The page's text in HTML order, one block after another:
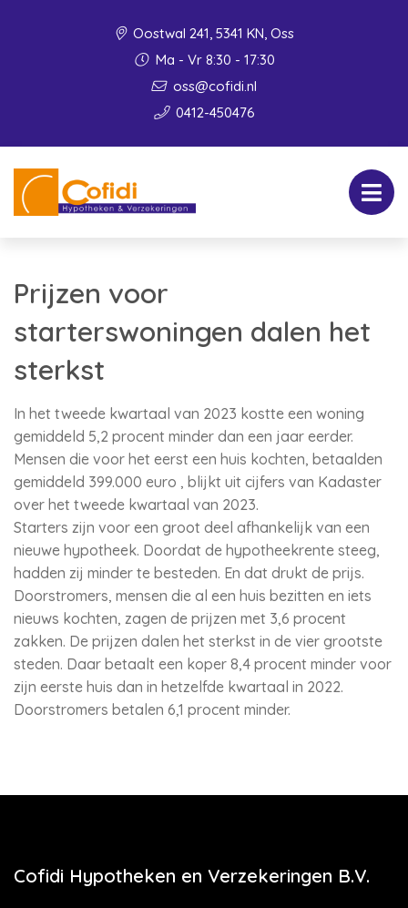
Oostwal 241, 5341 KN, Oss
Ma - Vr 8:30 - 17:30
oss@cofidi.nl
0412-450476
Prijzen voor
starterswoningen dalen het
sterkst
In het tweede kwartaal van 2023 kostte een woning
gemiddeld 5,2 procent minder dan een jaar eerder.
Mensen die voor het eerst een huis kochten, betaalden
gemiddeld 399.000 euro , blijkt uit cijfers van Kadaster
over het tweede kwartaal van 2023.
Starters zijn voor een groot deel afhankelijk van een
nieuwe hypotheek. Doordat de hypotheekrente steeg,
hadden zij minder te besteden. En dat drukt de prijs.
Doorstromers, mensen die al een huis bezitten en iets
nieuws kochten, zagen de prijzen met 3,6 procent
zakken. De prijzen dalen het sterkst in de vier grootste
steden. Daar betaalt een koper 8,4 procent minder voor
zijn eerste huis dan in hetzelfde kwartaal in 2022.
Doorstromers betalen 6,1 procent minder.
Cofidi Hypotheken en Verzekeringen B.V.